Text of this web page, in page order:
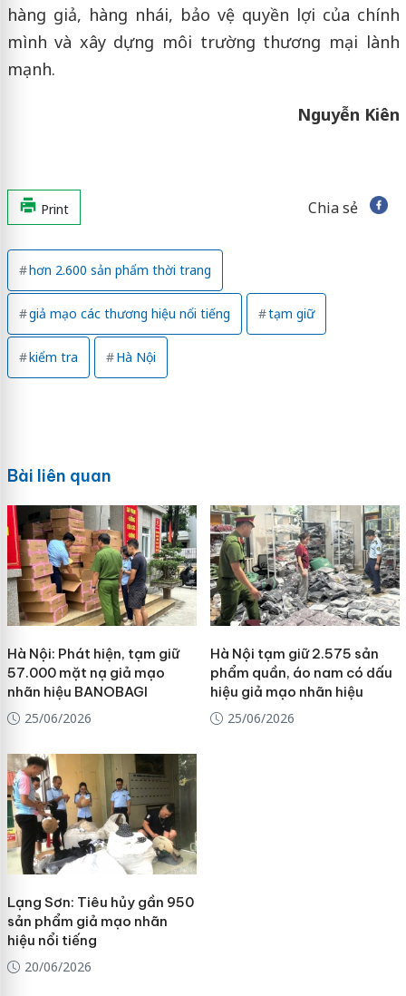
hàng giả, hàng nhái, bảo vệ quyền lợi của chính
mình và xây dựng môi trường thương mại lành
mạnh.
Nguyễn Kiên
Print Chia sẻ
hơn 2.600 sản phẩm thời trang
giả mạo các thương hiệu nổi tiếng tạm giữ
kiểm tra Hà Nội
Bài liên quan
Hà Nội: Phát hiện, tạm giữ
57.000 mặt nạ giả mạo
nhãn hiệu BANOBAGI
25/06/2026
Hà Nội tạm giữ 2.575 sản
phẩm quần, áo nam có dấu
hiệu giả mạo nhãn hiệu
25/06/2026
Lạng Sơn: Tiêu hủy gần 950
sản phẩm giả mạo nhãn
hiệu nổi tiếng
20/06/2026